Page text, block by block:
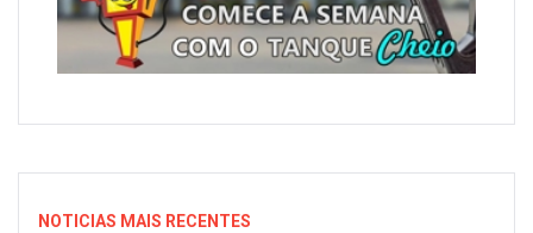
NOTICIAS MAIS RECENTES